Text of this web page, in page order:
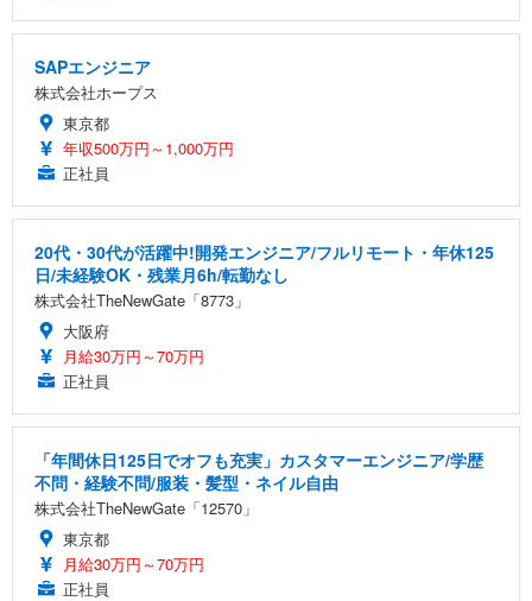
SAPエンジニア
株式会社ホープス
東京都
年収500万円～1,000万円
正社員
20代・30代が活躍中!開発エンジニア/フルリモート・年休125
日/未経験OK・残業月6h/転勤なし
株式会社TheNewGate「8773」
大阪府
月給30万円～70万円
正社員
「年間休日125日でオフも充実」カスタマーエンジニア/学歴
不問・経験不問/服装・髪型・ネイル自由
株式会社TheNewGate「12570」
東京都
月給30万円～70万円
正社員